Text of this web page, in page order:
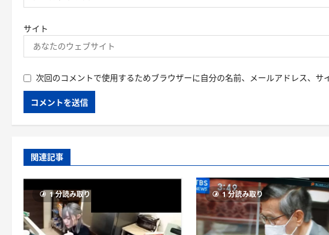
サイト
次回のコメントで使用するためブラウザーに自分の名前、メールアドレス、サ
関連記事
1 分読み取り 1 分読み取り